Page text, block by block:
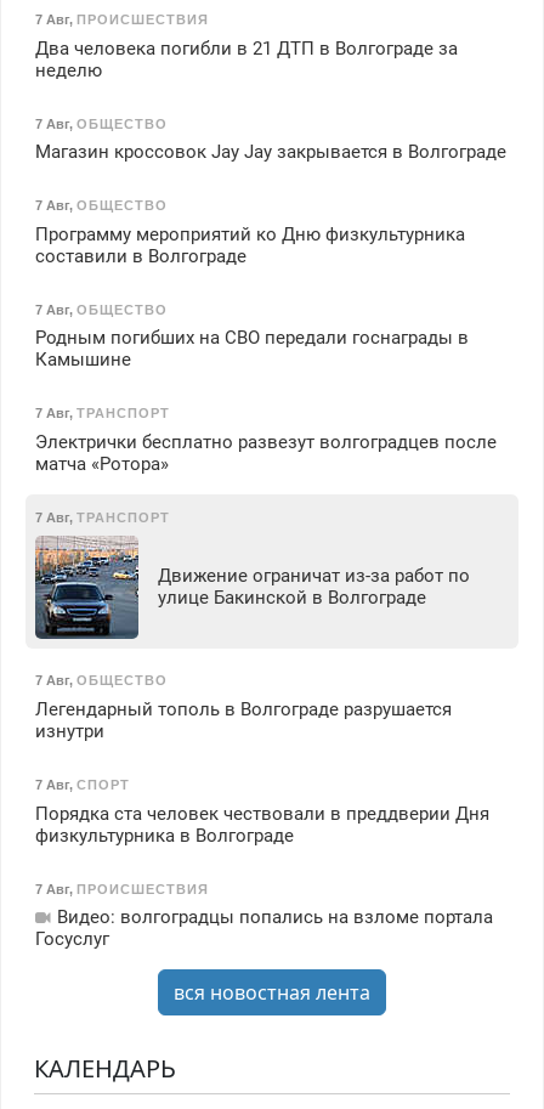
7 Авг, ПРОИСШЕСТВИЯ
Два человека погибли в 21 ДТП в Волгограде за
неделю
7 Авг, ОБЩЕСТВО
Магазин кроссовок Jay Jay закрывается в Волгограде
7 Авг, ОБЩЕСТВО
Программу мероприятий ко Дню физкультурника
составили в Волгограде
7 Авг, ОБЩЕСТВО
Родным погибших на СВО передали госнаграды в
Камышине
7 Авг, ТРАНСПОРТ
Электрички бесплатно развезут волгоградцев после
матча «Ротора»
7 Авг, ТРАНСПОРТ
Движение ограничат из-за работ по
улице Бакинской в Волгограде
7 Авг, ОБЩЕСТВО
Легендарный тополь в Волгограде разрушается
изнутри
7 Авг, СПОРТ
Порядка ста человек чествовали в преддверии Дня
физкультурника в Волгограде
7 Авг, ПРОИСШЕСТВИЯ
Видео: волгоградцы попались на взломе портала
Госуслуг
вся новостная лента
КАЛЕНДАРЬ